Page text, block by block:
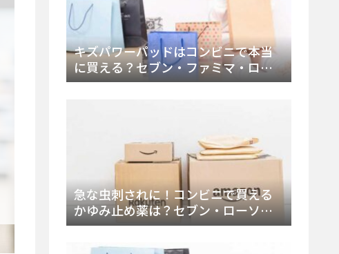
キズパワーパッドはコンビニで本当
に買える？セブン・ファミマ・ロー
ソン徹底調査＆値段と種類別販売場
急な虫刺されに！コンビニで買える
かゆみ止め薬は？セブン・ローソ
ン・ファミマの販売状況と定番商品